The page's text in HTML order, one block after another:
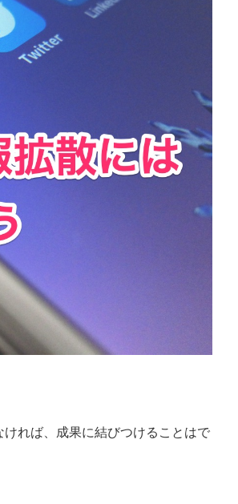
れば、成果に結びつけることはで